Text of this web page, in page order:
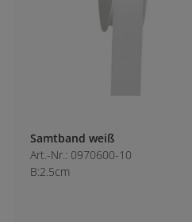
Samtband weiß
Art.-Nr.: 0970600-10
B:2.5cm